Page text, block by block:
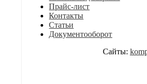
Прайс-лист
Контакты
Статьи
Документооборот
Сайты: